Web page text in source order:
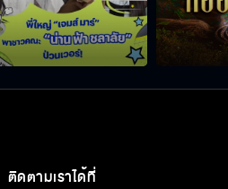
ติดตามเราได้ที่